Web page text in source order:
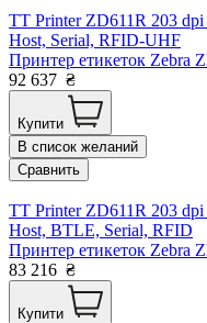
TT Printer ZD611R 203
Host, Serial, RFID-UHF
Принтер етикеток Zebra
92 637 ₴
Купити
В список желаний
Сравнить
TT Printer ZD611R 203
Host, BTLE, Serial, RFID
Принтер етикеток Zebra
83 216 ₴
Купити